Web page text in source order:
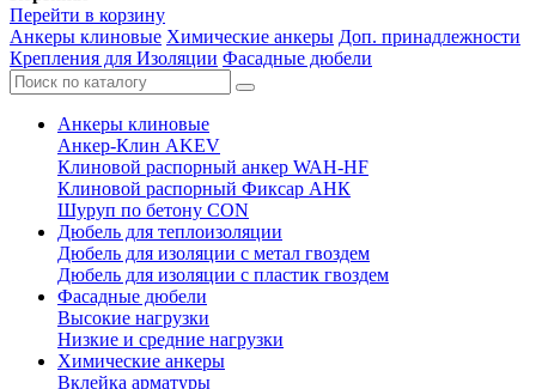
Перейти в корзину
Анкеры клиновые Химические анкеры Доп. принадлежности
Крепления для Изоляции Фасадные дюбели
Анкеры клиновые
Анкер-Клин AKEV
Клиновой распорный анкер WAH-HF
Клиновой распорный Фиксар АНК
Шуруп по бетону CON
Дюбель для теплоизоляции
Дюбель для изоляции с метал гвоздем
Дюбель для изоляции с пластик гвоздем
Фасадные дюбели
Высокие нагрузки
Низкие и средние нагрузки
Химические анкеры
Вклейка арматуры